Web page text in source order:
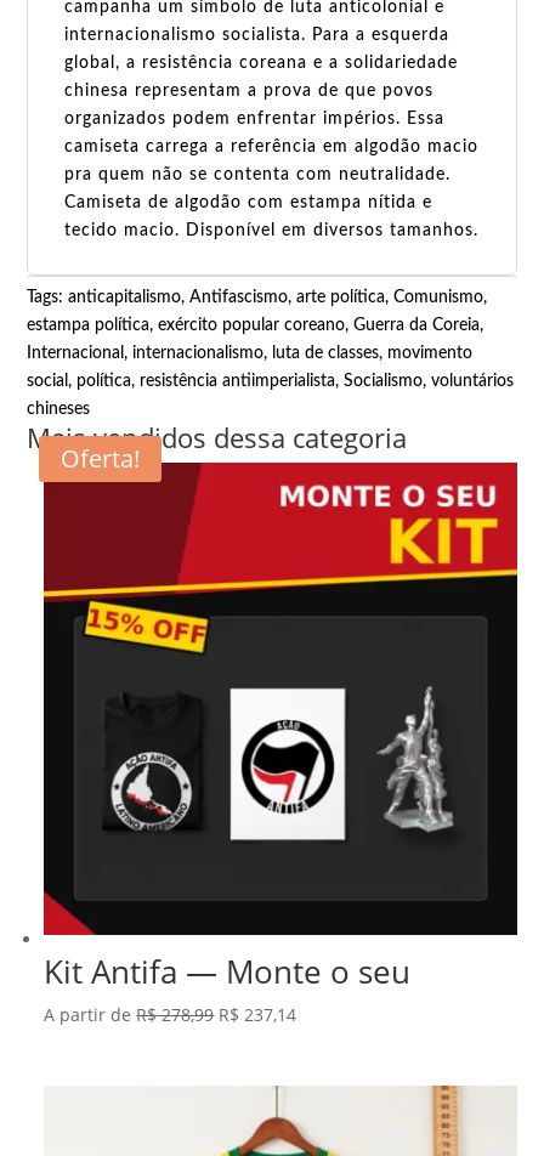
campanha um símbolo de luta anticolonial e
internacionalismo socialista. Para a esquerda
global, a resistência coreana e a solidariedade
chinesa representam a prova de que povos
organizados podem enfrentar impérios. Essa
camiseta carrega a referência em algodão macio
pra quem não se contenta com neutralidade.
Camiseta de algodão com estampa nítida e
tecido macio. Disponível em diversos tamanhos.
Tags:anticapitalismo,Antifascismo,arte política,Comunismo,
estampa política,exército popular coreano,Guerra da Coreia,
Internacional,internacionalismo, luta de classes, movimento
social, política, resistência antiimperialista,Socialismo,voluntários
chineses
Mais vendidos dessa categoria
Oferta!
Kit Antifa — Monte o seu
A partir deR$278,99 O
R$ 278,99.
R$ 237,14O
R$ 237,14.